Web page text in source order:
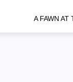
A FAWN AT